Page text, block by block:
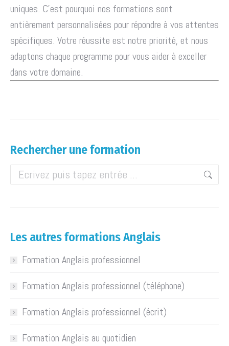
uniques. C'est pourquoi nos formations sont
entièrement personnalisées pour répondre à vos attentes
spécifiques. Votre réussite est notre priorité, et nous
adaptons chaque programme pour vous aider à exceller
dans votre domaine.
Rechercher une formation
Les autres formations Anglais
Formation Anglais professionnel
Formation Anglais professionnel (téléphone)
Formation Anglais professionnel (écrit)
Formation Anglais au quotidien